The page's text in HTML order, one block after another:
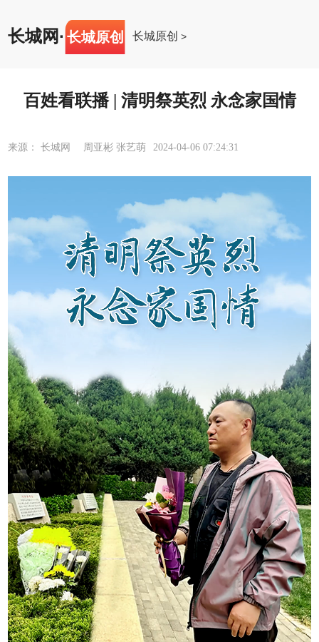
长城网· 长城原创 长城原创 >
百姓看联播 | 清明祭英烈 永念家国情
来源： 长城网 周亚彬 张艺萌 2024-04-06 07:24:31